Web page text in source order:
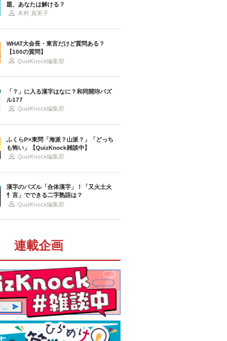
題、あなたは解ける？
木村 真実子
WHAT大会長・東言だけど質問ある？
【100の質問】
QuizKnock編集部
「？」に入る漢字はなに？和同開珎パズ
ル177
QuizKnock編集部
ふくらP×東問「海派？山派？」「どっち
も怖い」【QuizKnock雑談中】
QuizKnock編集部
漢字のパズル「合体漢字」！「又火土火
忄言」でできる二字熟語は？
QuizKnock編集部
連載企画